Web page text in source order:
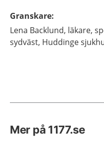
Granskare:
Lena Backlund, läkare,
sydväst, Huddinge
Mer på 1177.se